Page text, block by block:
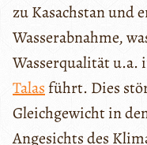
zu Kasachstan und
Wasserabnahme,
Wasserqualität u.a.
Talasführt. Dies
Gleichgewicht in
Angesichts des